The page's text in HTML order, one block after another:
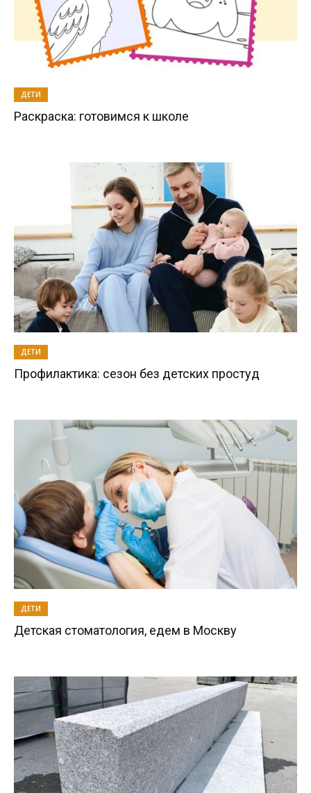
ДЕТИ
Раскраска: готовимся к школе
ДЕТИ
Профилактика: сезон без детских простуд
ДЕТИ
Детская стоматология, едем в Москву